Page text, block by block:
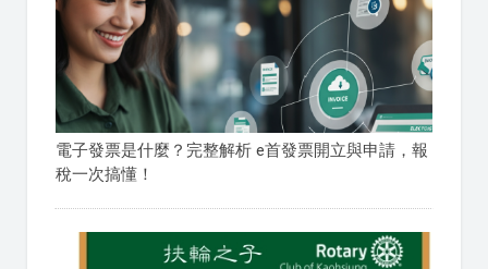
電子發票是什麼？完整解析 e首發票開立與申請，報
稅一次搞懂！